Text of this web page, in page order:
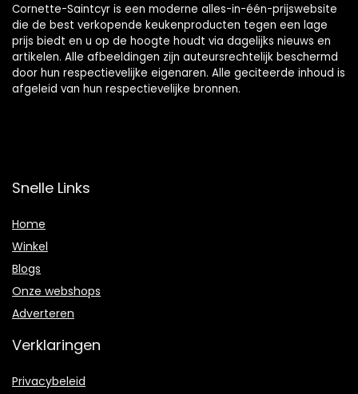
Cornette-Saintcyr is een moderne alles-in-één-prijswebsite
die de best verkopende keukenproducten tegen een lage
prijs biedt en u op de hoogte houdt via dagelijks nieuws en
artikelen. Alle afbeeldingen zijn auteursrechtelijk beschermd
door hun respectievelijke eigenaren. Alle geciteerde inhoud is
afgeleid van hun respectievelijke bronnen.
Snelle Links
Home
Winkel
Blogs
Onze webshops
Adverteren
Verklaringen
Privacybeleid